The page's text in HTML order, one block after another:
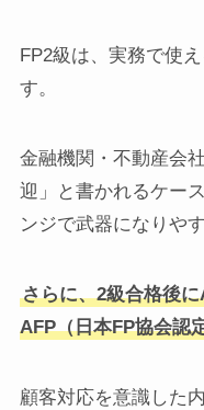
FP2級は、実務で使
す。
金融機関・不動産会
迎」と書かれるケー
ンジで武器になりや
さらに、2級合格後
AFP（日本FP協会認
顧客対応を意識した